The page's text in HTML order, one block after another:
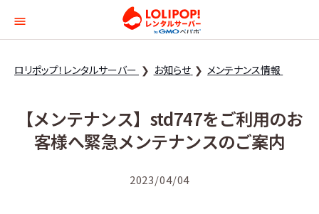
ロリポップ！レンタル
ロリポップ！レンタルサーバー お知らせ メンテナンス情報
【メンテナンス】std747をご利用のお
客様へ緊急メンテナンスのご案内
2023/04/04